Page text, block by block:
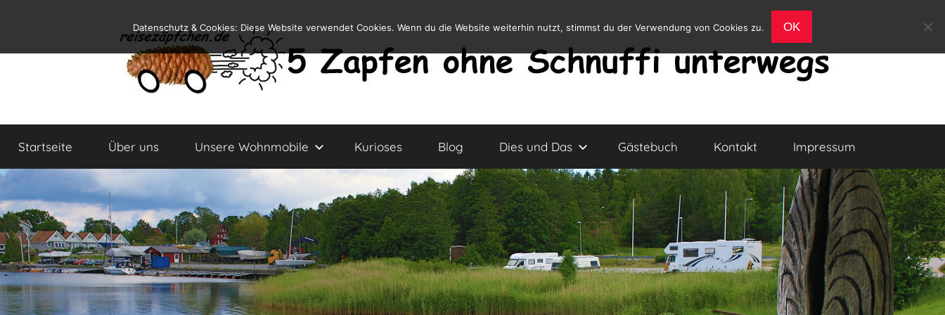
springen
Reiseblog
und
Leben
Startseite Über uns Unsere Wohnmobile Kurioses Blog Dies und Das Gästebuch Kontakt Impressum
Datenschutz & Cookies: Diese Website verwendet Cookies. Wenn du die Website weiterhin nutzt, stimmst du der Verwendung von Cookies zu. OK